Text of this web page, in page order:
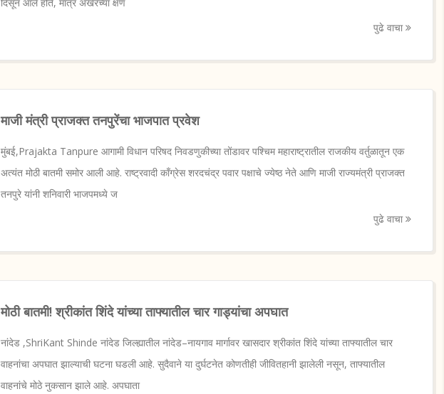
पुढे वाचा
माजी मंत्री प्राजक्त तनपुरेंचा भाजपात प्रवेश
मुंबई,Prajakta Tanpure आगामी विधान परिषद निवडणुकीच्या तोंडावर पश्चिम महाराष्ट्रातील राजकीय वर्तुळातून एक
अत्यंत मोठी बातमी समोर आली आहे. राष्ट्रवादी काँग्रेस शरदचंद्र पवार पक्षाचे ज्येष्ठ नेते आणि माजी राज्यमंत्री प्राजक्त
तनपुरे यांनी शनिवारी भाजपमध्ये ज
पुढे वाचा
मोठी बातमी! श्रीकांत शिंदे यांच्या ताफ्यातील चार गाड्यांचा अपघात
नांदेड ,ShriKant Shinde नांदेड जिल्ह्यातील नांदेड–नायगाव मार्गावर खासदार श्रीकांत शिंदे यांच्या ताफ्यातील चार
वाहनांचा अपघात झाल्याची घटना घडली आहे. सुदैवाने या दुर्घटनेत कोणतीही जीवितहानी झालेली नसून, ताफ्यातील
वाहनांचे मोठे नुकसान झाले आहे. अपघाता